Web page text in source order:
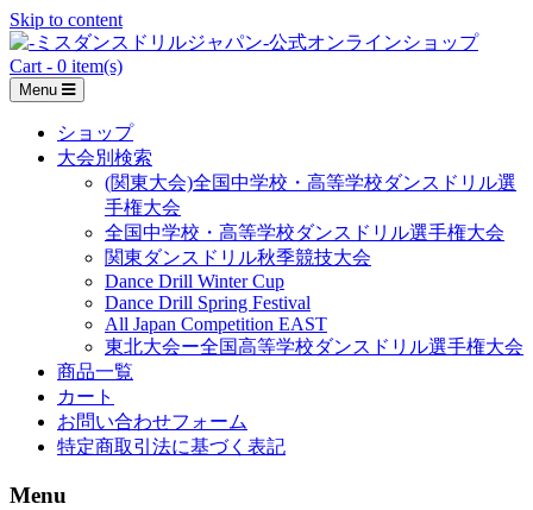
Skip to content
Cart - 0 item(s)
Menu
ショップ
大会別検索
(関東大会)全国中学校・高等学校ダンスドリル選
手権大会
全国中学校・高等学校ダンスドリル選手権大会
関東ダンスドリル秋季競技大会
Dance Drill Winter Cup
Dance Drill Spring Festival
All Japan Competition EAST
東北大会ー全国高等学校ダンスドリル選手権大会
商品一覧
カート
お問い合わせフォーム
特定商取引法に基づく表記
Menu